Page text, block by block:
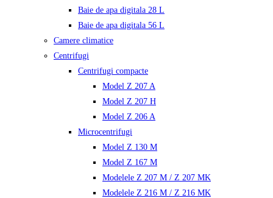
Baie de apa digitala 28 L
Baie de apa digitala 56 L
Camere climatice
Centrifugi
Centrifugi compacte
Model Z 207 A
Model Z 207 H
Model Z 206 A
Microcentrifugi
Model Z 130 M
Model Z 167 M
Modelele Z 207 M / Z 207 MK
Modelele Z 216 M / Z 216 MK